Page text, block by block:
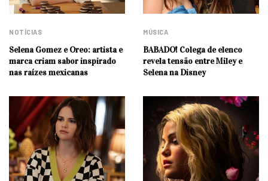
NOTÍCIAS
Selena Gomez e Oreo: artista e
marca criam sabor inspirado
nas raízes mexicanas
MÚSICA
BABADO! Colega de elenco
revela tensão entre Miley e
Selena na Disney